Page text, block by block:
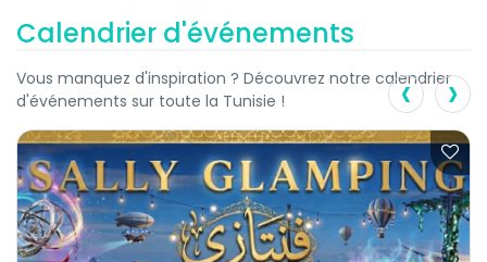
Calendrier d'événements
Vous manquez d'inspiration ? Découvrez notre calendrier
d'événements sur toute la Tunisie !
‹ ›